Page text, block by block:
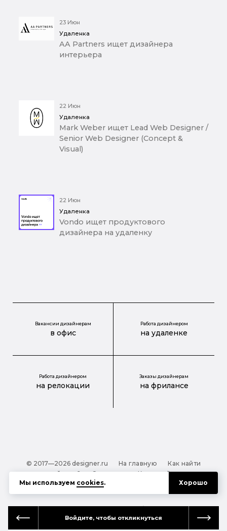
Войдите, чтобы откликнуться
23 Июн
Удаленка
AA Partners ищет дизайнера
интерьера
22 Июн
Удаленка
Mark Weber ищет Lead Web Designer /
Senior Web Designer (Concept &
Visual)
22 Июн
Удаленка
Vondo ищет продуктового
дизайнера на удаленку
Вакансии дизайнерам
в офис
Работа дизайнером
на удаленке
Работа дизайнером
на релокации
Заказы дизайнерам
на фрилансе
© 2017—2026 designer.ru На главную
Как найти
дизайнера?
О проекте
Карта сайта
Обработка персональных данных
Файлы cookie
Полезная подсказка:
Как выбрать дизайнера:
руководство для тех, кто заказывает дизайн
Мы используем cookies. Хорошо